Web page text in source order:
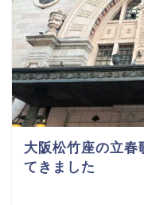
大阪松竹座の立春
てきました